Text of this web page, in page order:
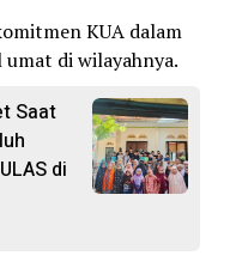
KUA dalam
di wilayahnya.
Saat
di